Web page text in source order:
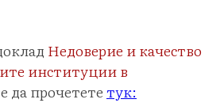
Недоверие и качество
институции в
да прочетете тук: